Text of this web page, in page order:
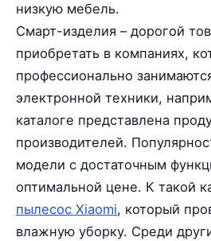
низкую мебель.
Смарт-изделия – дорогой
приобретать в компаниях,
профессионально
электронной техники,
каталоге представлена
производителей.
модели с достаточным
оптимальной цене. К такой
пылесос Xiaomi, который
влажную уборку. Среди